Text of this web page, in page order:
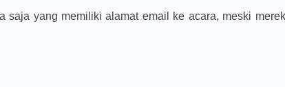
saja yang memiliki alamat email ke acara, meski